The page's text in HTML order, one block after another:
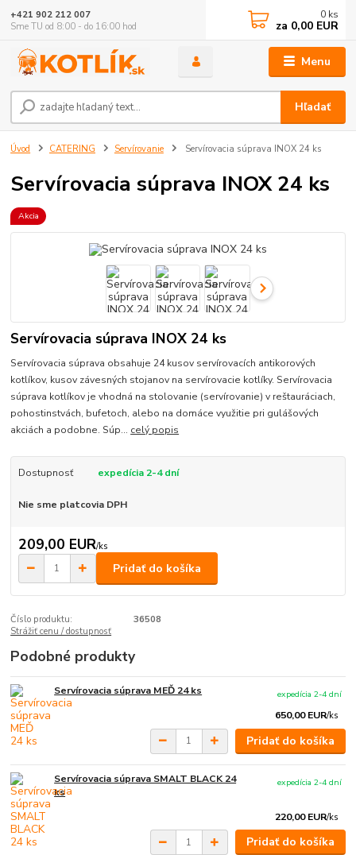
Menu
Hľadať
+421 902 212 007
Sme TU od 8:00 - do 16:00 hod
0 ks
za 0,00 EUR
Úvod CATERING Servírovanie Servírovacia súprava INOX 24 ks
Servírovacia súprava INOX 24 ks
Akcia
Servírovacia súprava INOX 24 ks
Servírovacia súprava obsahuje 24 kusov servírovacích antikorových
kotlíkov, kusov závesných stojanov na servírovacie kotlíky. Servírovacia
súprava kotlíkov je vhodná na stolovanie (servírovanie) v reštauráciach,
pohostinstvách, bufetoch, alebo na domáce využitie pri gulášových
akciách a podobne. Súp... celý popis
Dostupnosť expedícia 2-4 dní
Nie sme platcovia DPH
209,00 EUR/ks
Pridať do košíka
Číslo produktu:
36508
Strážiť cenu / dostupnosť
Podobné produkty
Servírovacia súprava MEĎ 24 ks
650,00 EUR/ks
expedícia 2-4 dní
Pridať do košíka
Servírovacia súprava SMALT BLACK 24
ks
220,00 EUR/ks
expedícia 2-4 dní
Pridať do košíka